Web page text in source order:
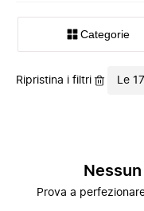
Categorie
Ripristina i filtri Le
Prova a